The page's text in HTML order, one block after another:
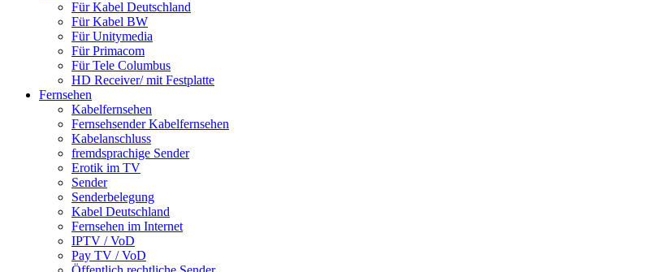
Für Kabel Deutschland
Für Kabel BW
Für Unitymedia
Für Primacom
Für Tele Columbus
HD Receiver/ mit Festplatte
Fernsehen
Kabelfernsehen
Fernsehsender Kabelfernsehen
Kabelanschluss
fremdsprachige Sender
Erotik im TV
Sender
Senderbelegung
Kabel Deutschland
Fernsehen im Internet
IPTV / VoD
Pay TV / VoD